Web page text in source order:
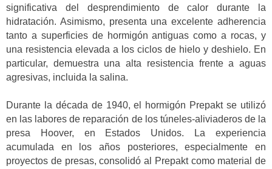
significativa del desprendimiento de calor durante la
hidratación. Asimismo, presenta una excelente adherencia
tanto a superficies de hormigón antiguas como a rocas, y
una resistencia elevada a los ciclos de hielo y deshielo. En
particular, demuestra una alta resistencia frente a aguas
agresivas, incluida la salina.
Durante la década de 1940, el hormigón Prepakt se utilizó
en las labores de reparación de los túneles-aliviaderos de la
presa Hoover, en Estados Unidos. La experiencia
acumulada en los años posteriores, especialmente en
proyectos de presas, consolidó al Prepakt como material de